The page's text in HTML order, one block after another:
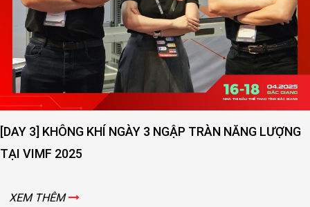
[DAY 2] SỨC NÓNG NGÀY THỨ 2 VẪN ĐANG LAN TOẢ -
VIMF 2025 – BẮC GIANG!
XEM THÊM